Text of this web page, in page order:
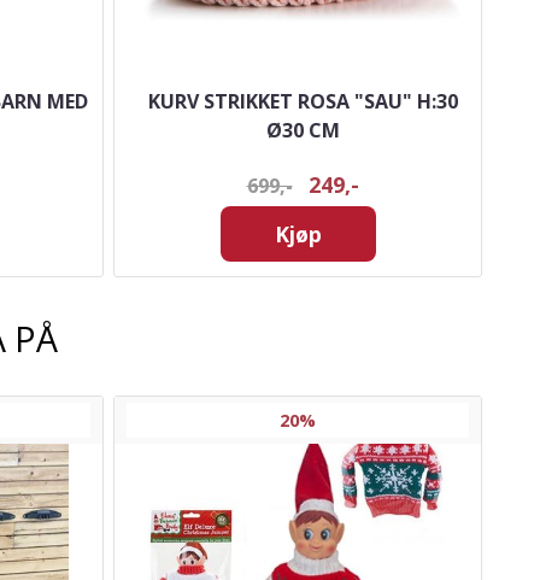
MED
KURV STRIKKET ROSA "SAU" H:30
Ø30 CM
699,-
249,-
Kjøp
PÅ
20%